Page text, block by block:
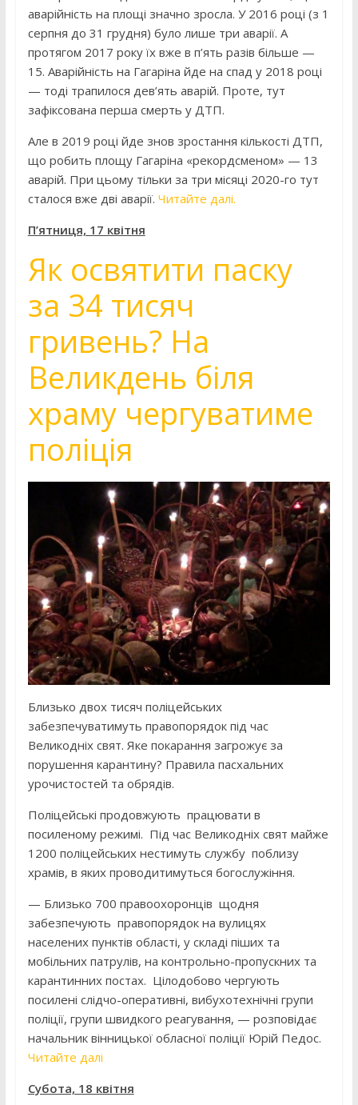
аварійність на площі значно зросла. У 2016 році (з 1
серпня до 31 грудня) було лише три аварії. А
протягом 2017 року їх вже в п’ять разів більше —
15. Аварійність на Гагаріна йде на спад у 2018 році
— тоді трапилося дев’ять аварій. Проте, тут
зафіксована перша смерть у ДТП.
Але в 2019 році йде знов зростання кількості ДТП,
що робить площу Гагаріна «рекордсменом» — 13
аварій. При цьому тільки за три місяці 2020-го тут
сталося вже дві аварії. Читайте далі.
П’ятниця, 17 квітня
Як освятити паску
за 34 тисяч
гривень? На
Великдень біля
храму чергуватиме
поліція
Близько двох тисяч поліцейських
забезпечуватимуть правопорядок під час
Великодніх свят. Яке покарання загрожує за
порушення карантину? Правила пасхальних
урочистостей та обрядів.
Поліцейські продовжують працювати в
посиленому режимі. Під час Великодніх свят майже
1200 поліцейських нестимуть службу поблизу
храмів, в яких проводитимуться богослужіння.
— Близько 700 правоохоронців щодня
забезпечують правопорядок на вулицях
населених пунктів області, у складі піших та
мобільних патрулів, на контрольно-пропускних та
карантинних постах. Цілодобово чергують
посилені слідчо-оперативні, вибухотехнічні групи
поліції, групи швидкого реагування, — розповідає
начальник вінницької обласної поліції Юрій Педос.
Читайте далі
Субота, 18 квітня